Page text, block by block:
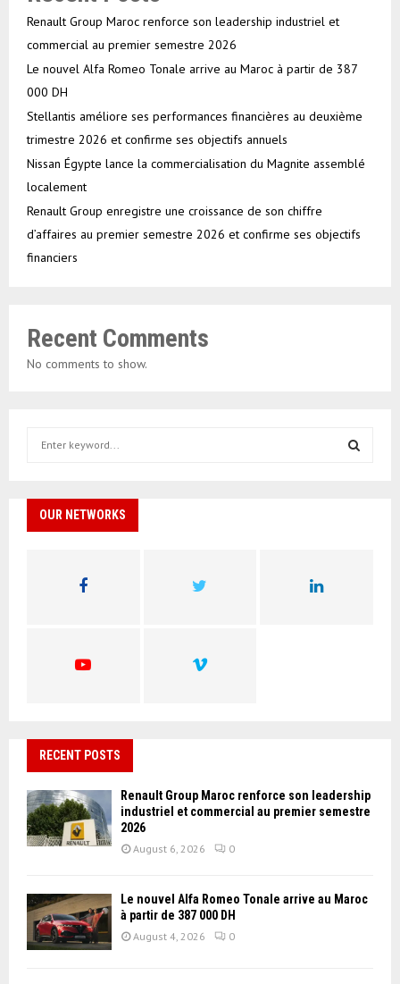
Renault Group Maroc renforce son leadership industriel et
commercial au premier semestre 2026
Le nouvel Alfa Romeo Tonale arrive au Maroc à partir de 387
000 DH
Stellantis améliore ses performances financières au deuxième
trimestre 2026 et confirme ses objectifs annuels
Nissan Égypte lance la commercialisation du Magnite assemblé
localement
Renault Group enregistre une croissance de son chiffre
d’affaires au premier semestre 2026 et confirme ses objectifs
financiers
Recent Comments
No comments to show.
h
OUR NETWORKS
RECENT POSTS
Renault Group Maroc renforce son leadership
industriel et commercial au premier semestre
2026
August 6, 2026 0
Le nouvel Alfa Romeo Tonale arrive au Maroc
à partir de 387 000 DH
August 4, 2026 0